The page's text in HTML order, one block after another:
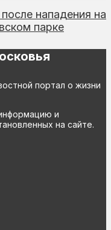
нападения на
парке
портал о жизни
и
на сайте.